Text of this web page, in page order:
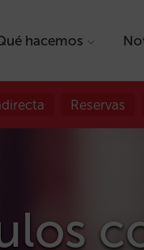
hacemos
Reservas